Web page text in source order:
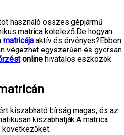
használó összes gépjármű
matrica kötelező.De hogyan
matricája aktív és érvényes?Ebben
végezhet egyszerűen és gyorsan
online hivatalos eszközök
kiszabható bírság magas, és az
kiszabhatják.A matrica